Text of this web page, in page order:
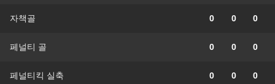
자책골 0 0 0
페널티 골 0 0 0
페널티킥 실축 0 0 0